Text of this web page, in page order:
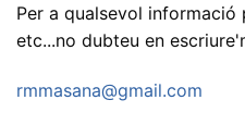
Per a qualsevol informació
etc...no dubteu en
rmmasana@gmail.com